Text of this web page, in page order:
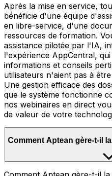
Après la mise en service,
bénéficie d'une équipe
en libre-service, d'une
ressources de formation.
assistance pilotée par l'IA,
l'expérience AppCentral,
informations et conseils
utilisateurs n'aient pas à
Une gestion efficace des
que le système fonctionne
nos webinaires en direct
de valeur de votre
Comment Aptean gère-t-il